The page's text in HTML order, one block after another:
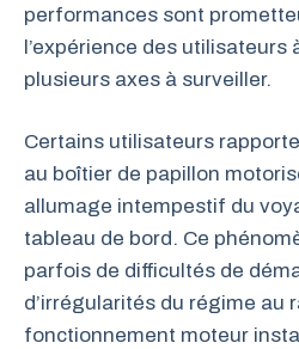
performances sont
l’expérience des utilisateurs
plusieurs axes à surveiller.
Certains utilisateurs
au boîtier de papillon
allumage intempestif du
tableau de bord. Ce
parfois de difficultés de
d’irrégularités du régime au
fonctionnement moteur